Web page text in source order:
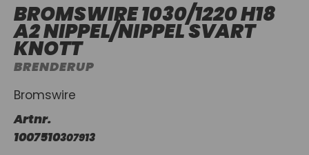
BROMSWIRE 1030/1220 H18
A2 NIPPEL/NIPPEL SVART
KNOTT
BRENDERUP
Bromswire
Artnr.
1007510307913